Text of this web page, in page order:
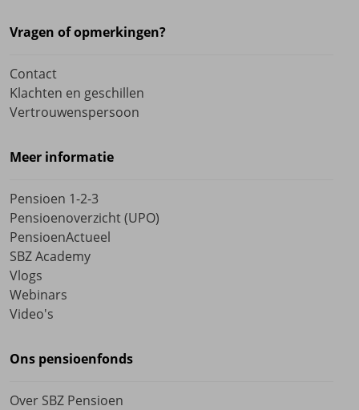
Vragen of opmerkingen?
Contact
Klachten en geschillen
Vertrouwenspersoon
Meer informatie
Pensioen 1-2-3
Pensioenoverzicht (UPO)
PensioenActueel
SBZ Academy
Vlogs
Webinars
Video's
Ons pensioenfonds
Over SBZ Pensioen